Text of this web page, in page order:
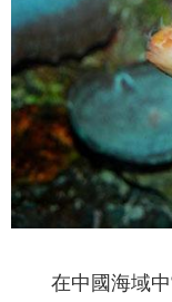
在中國海域